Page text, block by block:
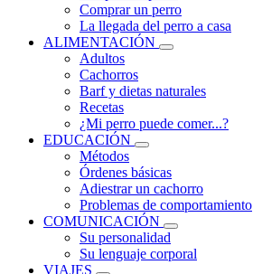
Comprar un perro
La llegada del perro a casa
ALIMENTACIÓN
Adultos
Cachorros
Barf y dietas naturales
Recetas
¿Mi perro puede comer...?
EDUCACIÓN
Métodos
Órdenes básicas
Adiestrar un cachorro
Problemas de comportamiento
COMUNICACIÓN
Su personalidad
Su lenguaje corporal
VIAJES